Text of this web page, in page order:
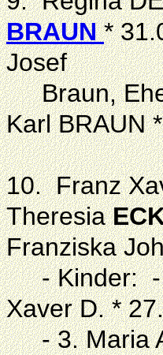
BRAUN*
Josef
Braun, Ehe
Karl BRAUN
10. Franz
Theresia
Franziska
- Kinder: -
Xaver D. *
- 3. Maria